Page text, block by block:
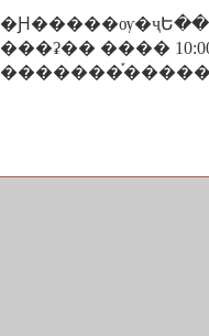
�Ԩ�����ѹ�ҷԵ��
���ʡ�� ���� 10:00 -
10:00-12:00 �